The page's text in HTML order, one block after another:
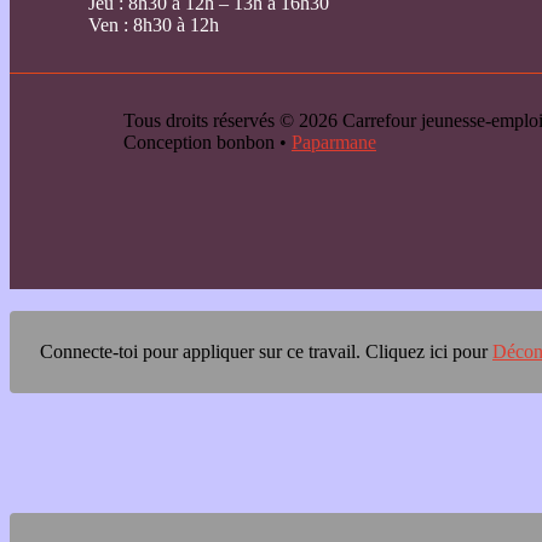
Ven : 8h30 à 12h
Tous droits réservés © 2026 Carrefour jeunesse-
Conception bonbon • Paparmane
Connecte-toi pour appliquer sur ce travail. Cliquez ici pour